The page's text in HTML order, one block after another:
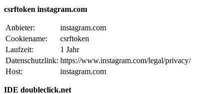
csrftoken instagram.com
Anbieter:
instagram.com
Cookiename:
csrftoken
Laufzeit:
1 Jahr
Datenschutzlink: https://www.instagram.com/legal/privacy/
Host:
instagram.com
IDE doubleclick.net